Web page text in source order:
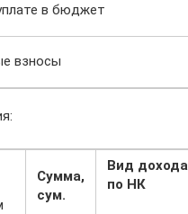
в бюджет
взносы
Сумма,
сум.
Вид дохода
по НК